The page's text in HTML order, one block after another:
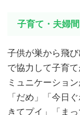
子育て・夫婦間
子供が巣から飛
で協力して子育
ミュニケーショ
「だめ」「今日
きてプイ」「ま